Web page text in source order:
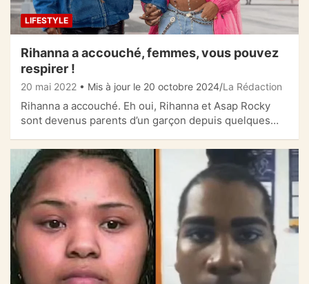
LIFESTYLE
Rihanna a accouché, femmes, vous pouvez
respirer !
20 mai 2022 • Mis à jour le 20 octobre 2024 La Rédaction
Rihanna a accouché. Eh oui, Rihanna et Asap Rocky
sont devenus parents d’un garçon depuis quelques…